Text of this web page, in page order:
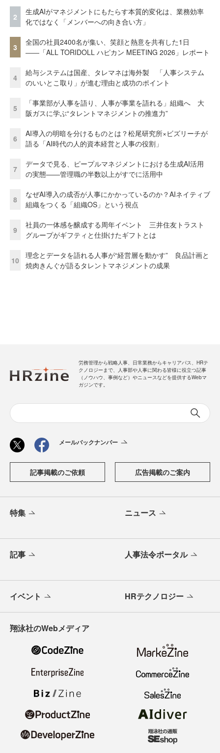
2
生成AIがマネジメントにもたらす本質的変化は、業務効率
化ではなく「メンバーへの向き合い方」
3
全国の社員2400名が集い、笑顔と熱意を共有した1日
――「ALL TORIDOLL ハピカン MEETING 2026」レポート
4
給与システムは国産、タレマネは海外製 「人事システム
のいいとこ取り」が進む理由と成功のポイント
5
「事業部が人事を語り、人事が事業を語れる」組織へ 大
阪ガスに学ぶ“タレントマネジメントの推進力”
6
AI導入の明暗を分けるものとは？松尾研究所×ビズリーチが
語る「AI時代の人的資本経営と人事の役割」
7
データで見る、ピープルマネジメントにおける生成AI活用
の実態——管理職の半数以上がすでに活用中
8
なぜAI導入の成否が人事にかかっているのか？AIネイティブ
組織をつくる「組織OS」という視点
9
社員の一体感を醸成する周年イベント 三井住友トラスト
グループがギフティと仕掛けたギフトとは
10
理念とデータを語れる人事が“経営層を動かす” 良品計画と
焼肉きんぐが語るタレントマネジメントの成果
労務管理から戦略人事、日常業務からキャリアパス、HRテ
クノロジーまで、人事部や人事に関わる皆様に役立つ記事
（ノウハウ、事例など）やニュースなどを提供するWebマ
ガジンです。
メールバックナンバー
記事掲載のご依頼 広告掲載のご案内
特集 ニュース
記事 人事法令ポータル
イベント HRテクノロジー
翔泳社のWebメディア